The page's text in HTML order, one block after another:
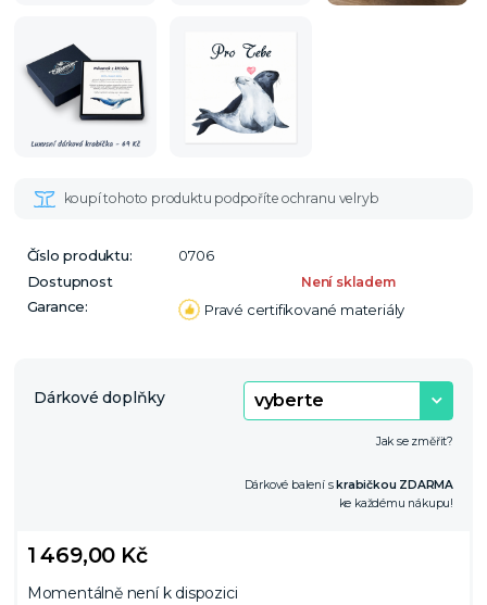
Číslo produktu:
0706
Dostupnost
Není skladem
Garance: Pravé certifikované materiály
Dárkové doplňky
Jak se změřit?
Dárkové balení s krabičkou ZDARMA
ke každému nákupu!
1 469,00 Kč
Momentálně není k dispozici